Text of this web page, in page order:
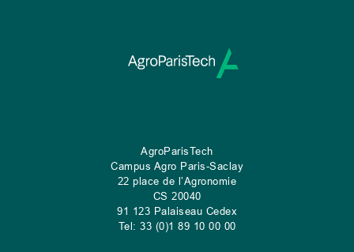
AgroParisTech
Campus Agro Paris-Saclay
22 place de l’Agronomie
CS 20040
91 123 Palaiseau Cedex
Tel: 33 (0)1 89 10 00 00